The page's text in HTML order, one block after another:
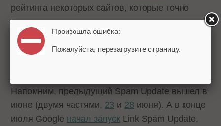
рейтинга некоторых сайтов, которые точно
соответствуютрекомендациям для
вебмастеров. Страницы отображаются в
индексе Google Search Console, но не
Напомним, предыдущий Spam Update вышел в
июне (двумя частями, 23 и 28 июня). А в конце
июля Google начал запуск Link Spam Update,
Произошла ошибка:
Пожалуйста, перезагрузите страницу.